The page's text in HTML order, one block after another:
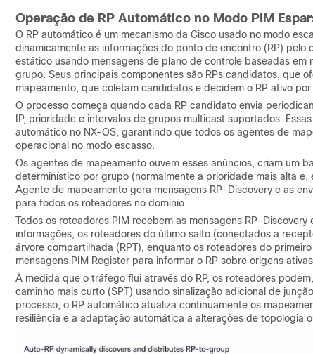
Operação de RP Automático no Modo PIM
O RP automático é um mecanismo da Cisco usado no modo
dinamicamente as informações do ponto de encontro (RP)
estático usando mensagens de plano de controle baseadas
grupo. Seus principais componentes são RPs candidatos, que
mapeamento, que coletam candidatos e decidem o RP ativo
O processo começa quando cada RP candidato envia
IP, prioridade e intervalos de grupos multicast suportados.
automático no NX-OS, garantindo que todos os agentes de
operacional no modo escasso.
Os agentes de mapeamento ouvem esses anúncios, criam um
determinístico por grupo (normalmente a prioridade mais alta e,
Agente de mapeamento gera mensagens RP-Discovery e as
para todos os roteadores no domínio.
Todos os roteadores PIM recebem as mensagens RP-
informações, os roteadores do último salto (conectados a
árvore compartilhada (RPT), enquanto os roteadores do
mensagens PIM Register para informar o RP sobre origens
À medida que o tráfego flui através do RP, os roteadores
caminho mais curto (SPT) usando sinalização adicional de
processo, o RP automático atualiza continuamente os
resiliência e a adaptação automática a alterações de topologia